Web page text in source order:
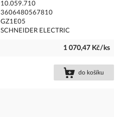
10.059.710
3606480567810
GZ1E05
SCHNEIDER ELECTRIC
1 070,47 Kč/ks
do košíku